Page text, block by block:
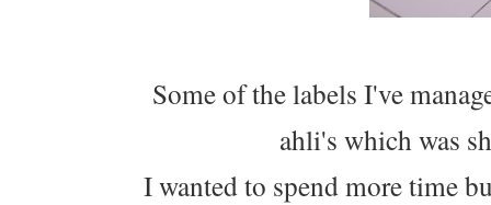
Some of the labels I've
ahli's which was
I wanted to spend more time